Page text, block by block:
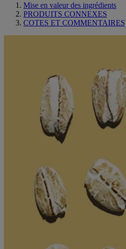
Mise en valeur des ingrédients
PRODUITS CONNEXES
COTES ET COMMENTAIRES